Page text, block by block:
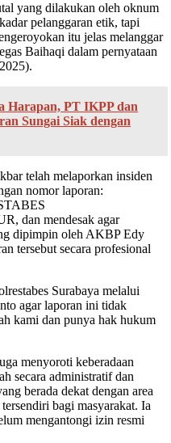
yang dilakukan oleh oknum
pelanggaran etik, tapi
itu jelas melanggar
Baihaqi dalam pernyataan
Harapan, PT IKPP dan
Sungai Siak dengan
telah melaporkan insiden
nomor laporan:
dan mendesak agar
dipimpin oleh AKBP Edy
tersebut secara profesional
Surabaya melalui
agar laporan ini tidak
kami dan punya hak hukum
menyoroti keberadaan
secara administratif dan
berada dekat dengan area
bagi masyarakat. Ia
mengantongi izin resmi